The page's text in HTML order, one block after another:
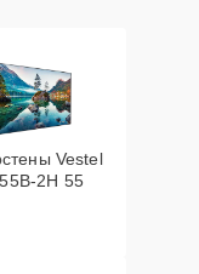
Vestel
2H 55